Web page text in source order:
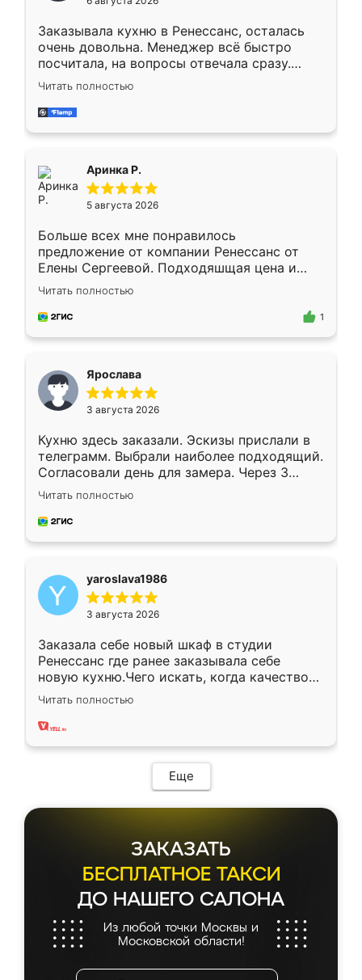
мебели буду заказывать только здесь.
Заказывала кухню в Ренессанс, осталась
очень довольна. Менеджер всё быстро
посчитала, на вопросы отвечала сразу.
Замерщик приехал в субботу, подошёл к
делу со всей ответственностью. Собрали
за день, ребята работали аккуратно, даже
Читать полностью
Аринка Р.
5 августа 2026
Больше всех мне понравилось
предложение от компании Ренессанс от
Елены Сергеевой. Подходяшщая цена и
короткие сроки изготовления. Приехавший
для замера сотрудник Владислав
предложил по моему эскизу самый
Читать полностью
1
Ярослава
3 августа 2026
Кухню здесь заказали. Эскизы прислали в
телеграмм. Выбрали наиболее подходящий.
Согласовали день для замера. Через 3
недели кухня была уже готова. Остались
довольны работой. Спасибо Ренессанс
мебель за качественную работу!
Читать полностью
yaroslava1986
3 августа 2026
Заказала себе новый шкаф в студии
Ренессанс где ранее заказывала себе
новую кухню.Чего искать, когда качеством
вполне довольна. Служит кухня уже почти
два года, нареканий нет.
Читать полностью
Еще
ЗАКАЗАТЬ
БЕСПЛАТНОЕ ТАКСИ
ДО НАШЕГО САЛОНА
Из любой точки Москвы и
Московской области!